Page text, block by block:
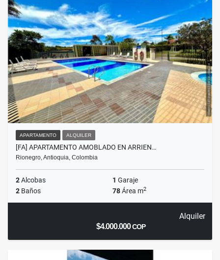
APARTAMENTO ALQUILER
[FA] APARTAMENTO AMOBLADO EN ARRIEN…
Rionegro, Antioquia, Colombia
2Alcobas 1 Garaje
2 Baños 78Área m2
Alquiler
$4.000.000COP